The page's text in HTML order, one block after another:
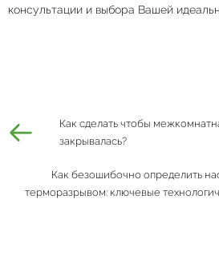
консультации и выбора Вашей
Как сделать чтобы
закрывалась?
Как безошибочно определить
терморазрывом: ключевые